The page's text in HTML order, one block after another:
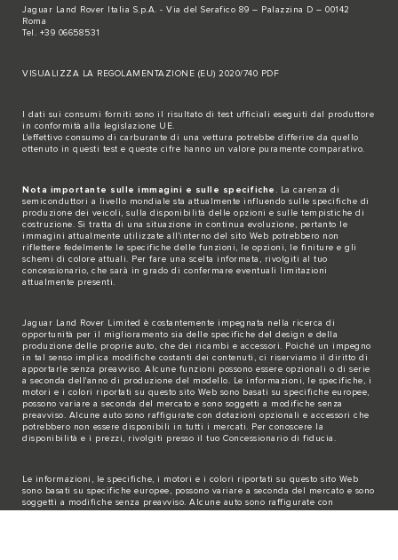
Jaguar Land Rover Italia S.p.A. - Via del Serafico 89 – Palazzina D – 00142
Roma
Tel. +39 06658531
VISUALIZZA LA REGOLAMENTAZIONE (EU) 2020/740 PDF
I dati sui consumi forniti sono il risultato di test ufficiali eseguiti dal produttore
in conformità alla legislazione UE.
L'effettivo consumo di carburante di una vettura potrebbe differire da quello
ottenuto in questi test e queste cifre hanno un valore puramente comparativo.
Nota importante sulle immagini e sulle specifiche . La carenza di
semiconduttori a livello mondiale sta attualmente influendo sulle specifiche di
produzione dei veicoli, sulla disponibilità delle opzioni e sulle tempistiche di
costruzione. Si tratta di una situazione in continua evoluzione, pertanto le
immagini attualmente utilizzate all'interno del sito Web potrebbero non
riflettere fedelmente le specifiche delle funzioni, le opzioni, le finiture e gli
schemi di colore attuali. Per fare una scelta informata, rivolgiti al tuo
concessionario, che sarà in grado di confermare eventuali limitazioni
attualmente presenti.
Jaguar Land Rover Limited è costantemente impegnata nella ricerca di
opportunità per il miglioramento sia delle specifiche del design e della
produzione delle proprie auto, che dei ricambi e accessori. Poiché un impegno
in tal senso implica modifiche costanti dei contenuti, ci riserviamo il diritto di
apportarle senza preavviso. Alcune funzioni possono essere opzionali o di serie
a seconda dell'anno di produzione del modello. Le informazioni, le specifiche, i
motori e i colori riportati su questo sito Web sono basati su specifiche europee,
possono variare a seconda del mercato e sono soggetti a modifiche senza
preavviso. Alcune auto sono raffigurate con dotazioni opzionali e accessori che
potrebbero non essere disponibili in tutti i mercati. Per conoscere la
disponibilità e i prezzi, rivolgiti presso il tuo Concessionario di fiducia.
Le informazioni, le specifiche, i motori e i colori riportati su questo sito Web
sono basati su specifiche europee, possono variare a seconda del mercato e sono
soggetti a modifiche senza preavviso. Alcune auto sono raffigurate con